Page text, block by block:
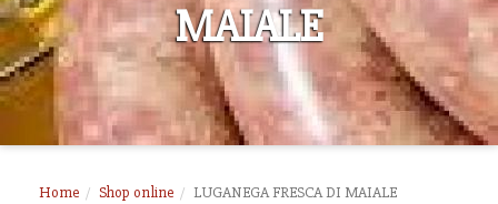
MAIALE
Home Shop online LUGANEGA FRESCA DI MAIALE